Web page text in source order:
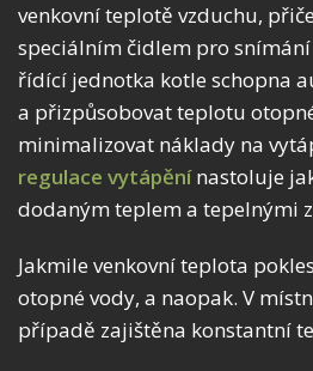
venkovní teplotě vzduchu,
speciálním čidlem pro
řídící jednotka kotle schopna
a přizpůsobovat teplotu
minimalizovat náklady na
regulace vytápěnínastoluje
dodaným teplem a tepelnými
Jakmile venkovní teplota
otopné vody, a naopak. V
případě zajištěna konstantní